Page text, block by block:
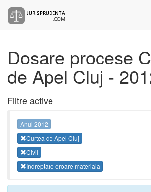
Dosare procese
de Apel Cluj -
Filtre active
Anul 2012
Curtea de Apel Cluj
Civil
Indreptare eroare materiala